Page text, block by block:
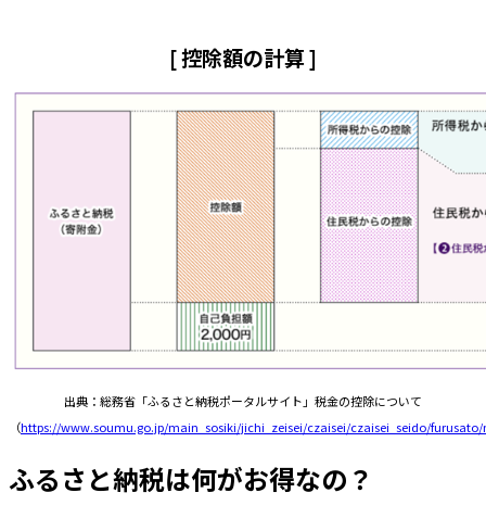
[ 控除額の計算 ]
出典：総務省「ふるさと納税ポータルサイト」税金の控除について
（https://www.soumu.go.jp/main_sosiki/jichi_zeisei/czaisei/czaisei_seido/
ふるさと納税は何がお得なの？